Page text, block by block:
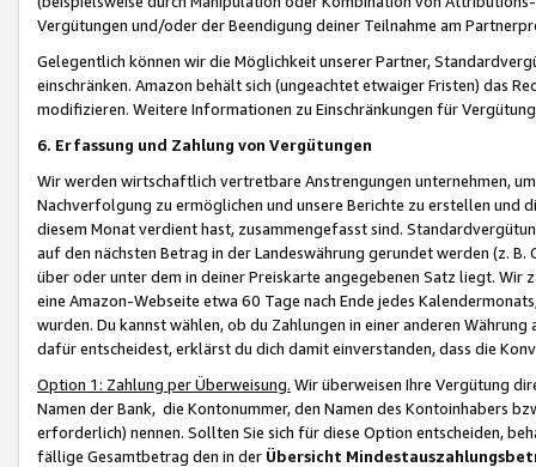
Vergütungen und/oder der Beendigung deiner Teilnahme am
Gelegentlich können wir die Möglichkeit unserer Partner,
einschränken. Amazon behält sich (ungeachtet etwaiger Fristen) das
modifizieren. Weitere Informationen zu Einschränkungen für
6. Erfassung und Zahlung von Vergütungen
Wir werden wirtschaftlich vertretbare Anstrengungen unternehmen,
Nachverfolgung zu ermöglichen und unsere Berichte zu erstellen und
diesem Monat verdient hast, zusammengefasst sind.
auf den nächsten Betrag in der Landeswährung gerundet werden (z.
über oder unter dem in deiner Preiskarte angegebenen Satz liegt.
eine Amazon-Webseite etwa 60 Tage nach Ende jedes
wurden. Du kannst wählen, ob du Zahlungen in einer anderen
dafür entscheidest, erklärst du dich damit einverstanden, dass die
Option 1: Zahlung per Überweisung. Wir überweisen Ihre Vergütung
Namen der Bank, die Kontonummer, den Namen des Kontoinhabers
erforderlich) nennen. Sollten Sie sich für diese Option entscheiden,
fällige Gesamtbetrag den in der Übersicht